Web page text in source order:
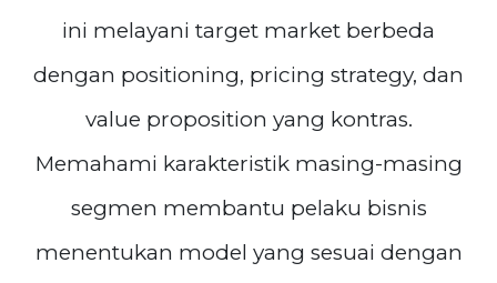
ini melayani target market berbeda
dengan positioning, pricing strategy, dan
value proposition yang kontras.
Memahami karakteristik masing-masing
segmen membantu pelaku bisnis
menentukan model yang sesuai dengan